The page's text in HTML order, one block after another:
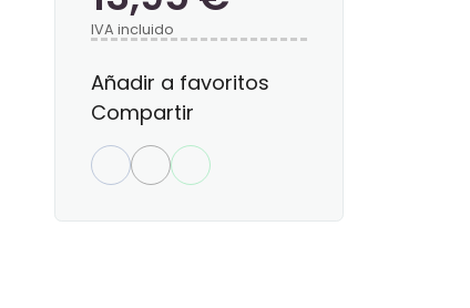
IVA incluido
Añadir a favoritos
Compartir